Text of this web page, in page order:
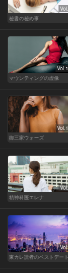
秘書の秘め事
マウンティングの虚像
御三家ウォーズ
精神科医エレナ
東カレ読者のベストデート